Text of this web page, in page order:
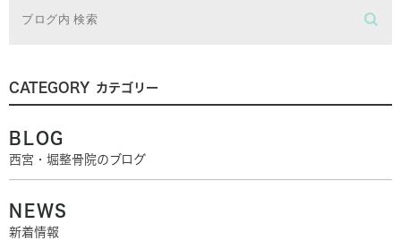
CATEGORY カテゴリー
BLOG
西宮・堀整骨院のブログ
NEWS
新着情報